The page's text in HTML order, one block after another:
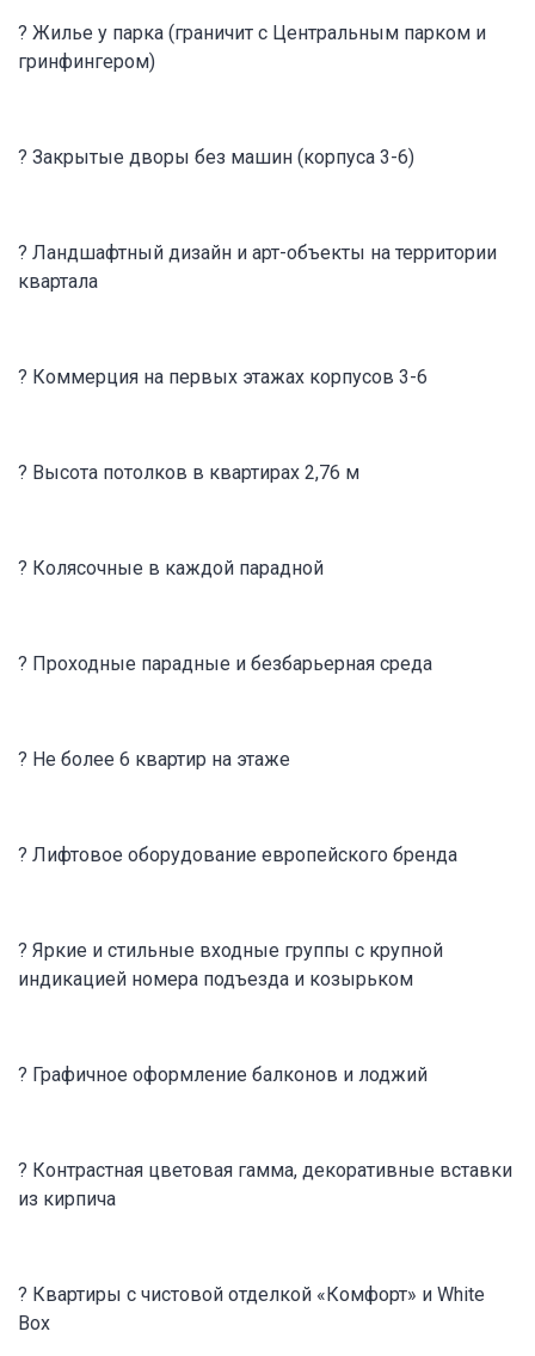
? Жилье у парка (граничит с Центральным парком и
гринфингером)
? Закрытые дворы без машин (корпуса 3-6)
? Ландшафтный дизайн и арт-объекты на территории
квартала
? Коммерция на первых этажах корпусов 3-6
? Высота потолков в квартирах 2,76 м
? Колясочные в каждой парадной
? Проходные парадные и безбарьерная среда
? Не более 6 квартир на этаже
? Лифтовое оборудование европейского бренда
? Яркие и стильные входные группы с крупной
индикацией номера подъезда и козырьком
? Графичное оформление балконов и лоджий
? Контрастная цветовая гамма, декоративные вставки
из кирпича
? Квартиры с чистовой отделкой «Комфорт» и White
Box